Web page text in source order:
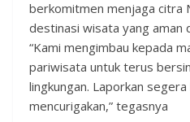
berkomitmen menjaga citra
destinasi wisata yang aman
“Kami mengimbau kepada
pariwisata untuk terus
lingkungan. Laporkan segera
mencurigakan,” tegasnya